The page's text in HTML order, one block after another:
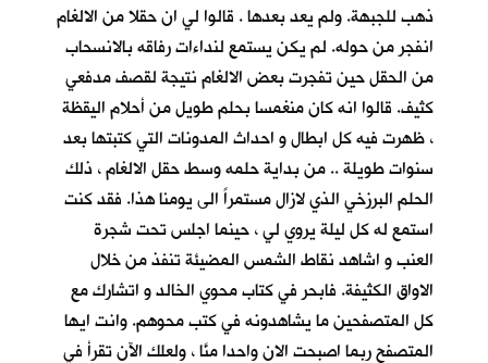
ذهب للجبهة. ولم يعد بعدها . قالوا لي ان حقلا من الالغام
انفجر من حوله. لم يكن يستمع لنداءات رفاقه بالانسحاب
من الحقل حين تفجرت بعض الالغام نتيجة لقصف مدفعي
كثيف. قالوا انه كان منغمسا بحلم طويل من أحلام اليقظة
، ظهرت فيه كل ابطال و احداث المدونات التي كتبتها بعد
سنوات طويلة .. من بداية حلمه وسط حقل الالغام ، ذلك
الحلم البرزخي الذي لازال مستمراً الى يومنا هذا. فقد كنت
استمع له كل ليلة يروي لي ، حينما اجلس تحت شجرة
العنب و اشاهد نقاط الشمس المضيئة تنفذ من خلال
الاواق الكثيفة. فابحر في كتاب محوي الخالد و اتشارك مع
كل المتصفحين ما يشاهدونه في كتب محوهم. وانت ايها
المتصفح ربما اصبحت الان واحدا منَّا ، ولعلك الآن تقرأ في